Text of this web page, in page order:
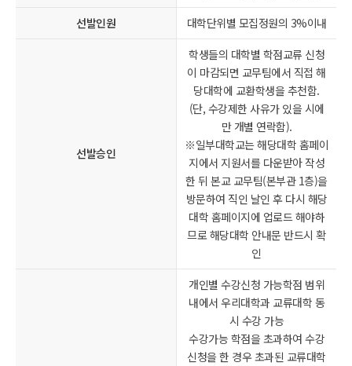
선발인원
대학단위별 모집정원의 3%이내
선발승인
학생들의 대학별 학점교류 신청
이 마감되면 교무팀에서 직접 해
당대학에 교환학생을 추천함.
(단, 수강제한 사유가 있을 시에
만 개별 연락함).
※일부대학교는 해당대학 홈페이
지에서 지원서를 다운받아 작성
한 뒤 본교 교무팀(본부관 1층)을
방문하여 직인 날인 후 다시 해당
대학 홈페이지에 업로드 해야하
므로 해당대학 안내문 반드시 확
인
개인별 수강신청 가능학점 범위
내에서 우리대학과 교류대학 동
시 수강 가능
수강가능 학점을 초과하여 수강
신청을 한 경우 초과된 교류대학